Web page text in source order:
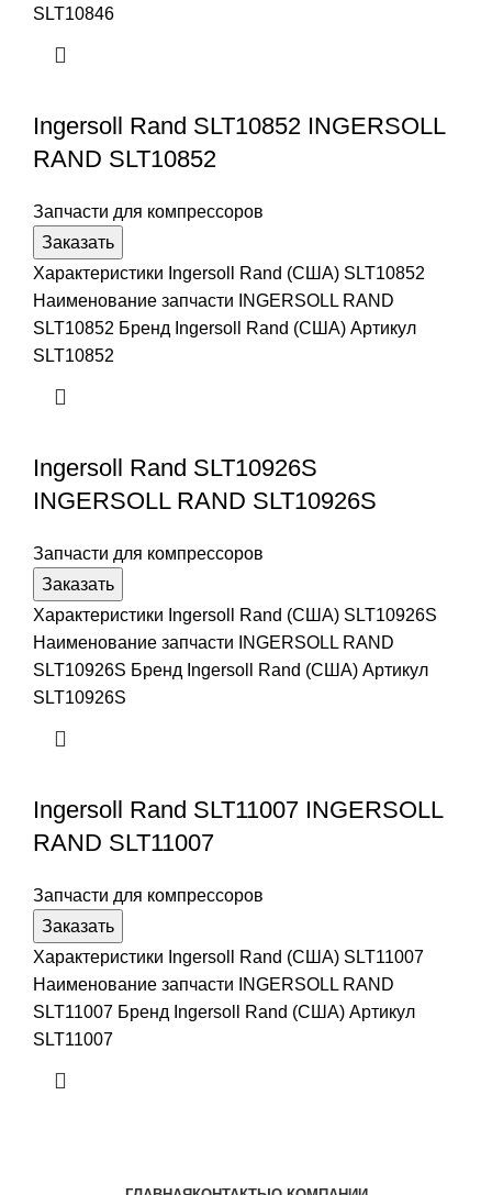
SLT10846
Ingersoll Rand SLT10852 INGERSOLL
RAND SLT10852
Запчасти для компрессоров
Заказать
Характеристики Ingersoll Rand (США) SLT10852
Наименование запчасти INGERSOLL RAND
SLT10852 Бренд Ingersoll Rand (США) Артикул
SLT10852
Ingersoll Rand SLT10926S
INGERSOLL RAND SLT10926S
Запчасти для компрессоров
Заказать
Характеристики Ingersoll Rand (США) SLT10926S
Наименование запчасти INGERSOLL RAND
SLT10926S Бренд Ingersoll Rand (США) Артикул
SLT10926S
Ingersoll Rand SLT11007 INGERSOLL
RAND SLT11007
Запчасти для компрессоров
Заказать
Характеристики Ingersoll Rand (США) SLT11007
Наименование запчасти INGERSOLL RAND
SLT11007 Бренд Ingersoll Rand (США) Артикул
SLT11007